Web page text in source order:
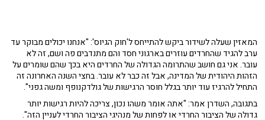
המאזין שעלה לשידור ביקש להתייחס ל'חוק הגיוס': "אנחנו יכולים מבוקר עד
ערב להגיד שהחרדים עוזרים בארגוני חסד והם מתנדבים פה ושם, זה לא
עובר. אני גם חושב שהתרומה הגדולה של החרדים היא בכך שהם שומרים על
הזהות היהודית של המדינה, אבל זה כבר לא עובר. בחצי השנה האחרונה זה
התחיל להרגיז עוד יותר בגלל חוסר הרגישות של גולדקנופף ומשה גפני".
בתגובה, השדרן אמר: "אתה אומר משהו נכון, צריכה להיות רגישות יותר
גדולה של הציבור החרדי או לפחות של מנהיגי הציבור החרדי לעניין הזה".